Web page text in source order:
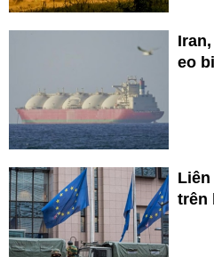
eo
trên